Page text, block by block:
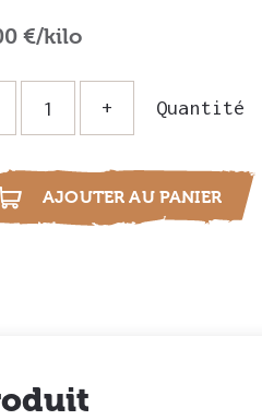
€/kilo
Quantité
i AJOUTER AU PANIER